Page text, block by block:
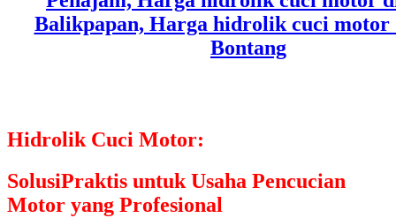
Hidrolik Cuci Motor:
SolusiPraktis untuk Usaha Pencucian
Motor yang Profesional